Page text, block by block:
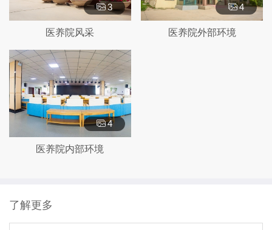
3
医养院风采
4
医养院外部环境
4
医养院内部环境
了解更多